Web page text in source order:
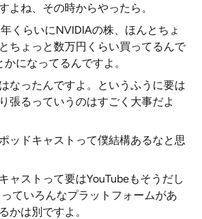
よね、その時からやったら。
くらいにNVIDIAの株、ほんとちょ
ちょっと数万円くらい買ってるんで
になってるんですよ。
なったんですよ。というふうに要は
張るっていうのはすごく大事だよ
ッドキャストって僕結構あるなと思
ャストって要はYouTubeもそうだし
ていろんなプラットフォームがあ
かは別ですよ。